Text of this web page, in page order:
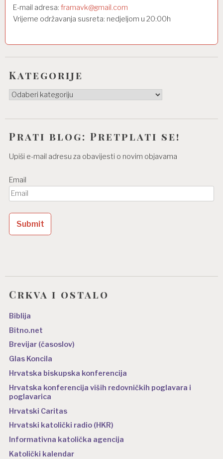
E-mail adresa: framavk@gmail.com
Vrijeme održavanja susreta: nedjeljom u 20:00h
Kategorije
Kategorije
Prati blog: Pretplati se!
Upiši e-mail adresu za obavijesti o novim objavama
Email
Crkva i ostalo
Biblija
Bitno.net
Brevijar (časoslov)
Glas Koncila
Hrvatska biskupska konferencija
Hrvatska konferencija viših redovničkih poglavara i
poglavarica
Hrvatski Caritas
Hrvatski katolički radio (HKR)
Informativna katolička agencija
Katolički kalendar